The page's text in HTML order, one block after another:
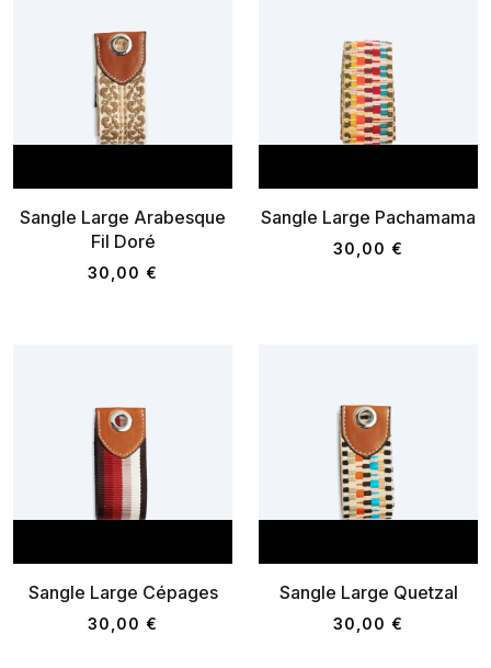
Sangle Large Arabesque
Fil Doré
30,00 €
Sangle Large Pachamama
30,00 €
Sangle Large Cépages
30,00 €
Sangle Large Quetzal
30,00 €